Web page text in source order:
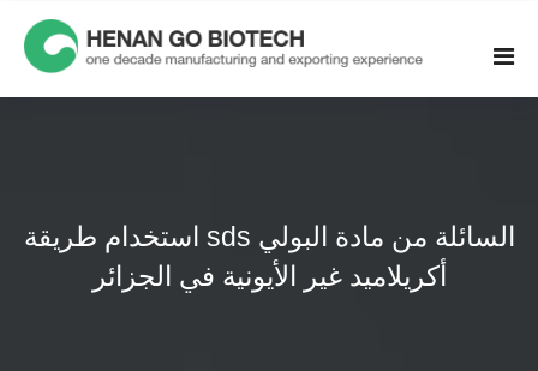
content
استخدام طريقة sds السائلة من مادة البولي
أكريلاميد غير الأيونية في الجزائر